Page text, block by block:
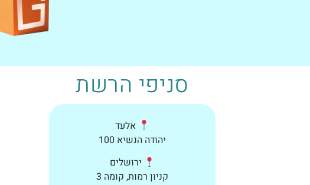
סניפי הרשת
אלעד
יהודה הנשיא 100
ירושלים
קניון רמות, קומה 3